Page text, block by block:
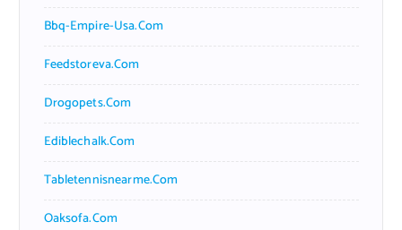
Bbq-Empire-Usa.com
Feedstoreva.com
Drogopets.com
Ediblechalk.com
Tabletennisnearme.com
Oaksofa.com